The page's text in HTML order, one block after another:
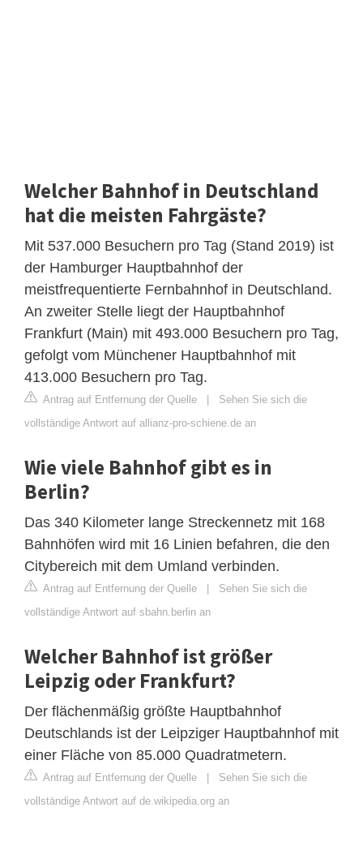
Welcher Bahnhof in Deutschland
hat die meisten Fahrgäste?
Mit 537.000 Besuchern pro Tag (Stand 2019) ist
der Hamburger Hauptbahnhof der
meistfrequentierte Fernbahnhof in Deutschland.
An zweiter Stelle liegt der Hauptbahnhof
Frankfurt (Main) mit 493.000 Besuchern pro Tag,
gefolgt vom Münchener Hauptbahnhof mit
413.000 Besuchern pro Tag.
Antrag auf Entfernung der Quelle | Sehen Sie sich die
vollständige Antwort auf allianz-pro-schiene.de an
Wie viele Bahnhof gibt es in
Berlin?
Das 340 Kilometer lange Streckennetz mit 168
Bahnhöfen wird mit 16 Linien befahren, die den
Citybereich mit dem Umland verbinden.
Antrag auf Entfernung der Quelle | Sehen Sie sich die
vollständige Antwort auf sbahn.berlin an
Welcher Bahnhof ist größer
Leipzig oder Frankfurt?
Der flächenmäßig größte Hauptbahnhof
Deutschlands ist der Leipziger Hauptbahnhof mit
einer Fläche von 85.000 Quadratmetern.
Antrag auf Entfernung der Quelle | Sehen Sie sich die
vollständige Antwort auf de.wikipedia.org an